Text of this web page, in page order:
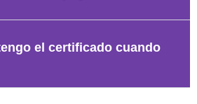
el certificado cuando